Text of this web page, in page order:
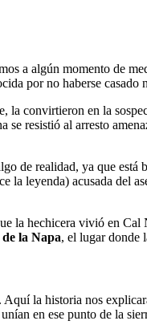
a algún momento de
por no haberse
la convirtieron en la
se resistió al arresto
de realidad, ya que
leyenda) acusada del
la hechicera vivió en
la Napa, el lugar donde
. Aquí la historia nos
en ese punto de la